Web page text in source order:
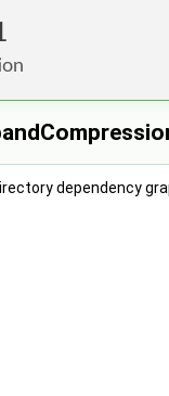
Foundation
dependency